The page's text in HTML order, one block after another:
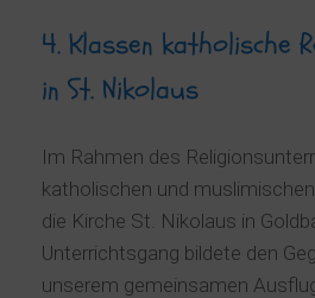
4. Klassen katholische
in St. Nikolaus
Im Rahmen des
katholischen und
die Kirche St. Nikolaus in
Unterrichtsgang bildete den
unserem gemeinsamen